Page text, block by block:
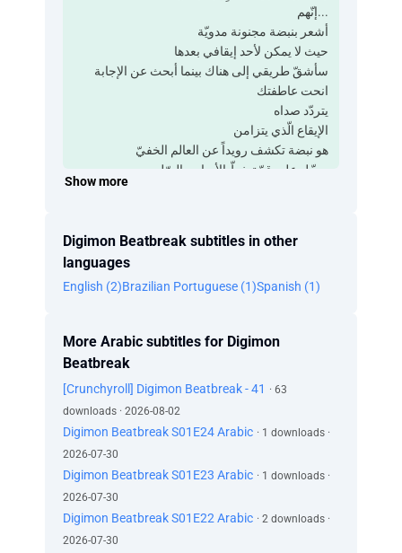
...إنّهم
أشعر بنبضة مجنونة مدويّة
حيث لا يمكن لأحد إيقافي بعدها
سأشقّ طريقي إلى هناك بينما أبحث عن الإجابة
انحت عاطفتك
يتردّد صداه
الإيقاع الّذي يتزامن
هو نبضة تكشف رويداً عن العالم الخفيّ
سجّل على قمّة خطّ الأساس الصّلب
كلّ ما تملك
الحقيقة الّتي تستحوذ عليها صامدة وحقيقيّة
النّبضة العاطفيّة الّتي تصدح
هي مُعدّل الضّربات في الدّقيقة الّذي يستمرّ بلا
حتّى لو تشوّه الإيقاع سأجعل ذلك جزءاً من روتيني
اقرع بناء على عاطفتك
Show more
Digimon Beatbreak subtitles in other
languages
English (2)Brazilian Portuguese (1)Spanish (1)
More Arabic subtitles for Digimon
Beatbreak
[Crunchyroll] Digimon Beatbreak - 41 · 63
downloads · 2026-08-02
Digimon Beatbreak S01E24 Arabic · 1 downloads ·
2026-07-30
Digimon Beatbreak S01E23 Arabic · 1 downloads ·
2026-07-30
Digimon Beatbreak S01E22 Arabic · 2 downloads ·
2026-07-30